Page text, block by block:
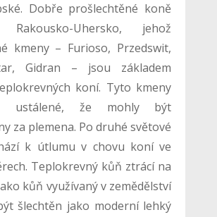
Dobře prošlechtěné koně
Uhersko, jehož
kmeny – Furioso, Przedswit,
Gidran – jsou základem
koní. Tyto kmeny
ustálené, že mohly být
za plemena. Po druhé světové
k útlumu v chovu koní ve
Teplokrevný kůň ztrácí na
kůň využívaný v zemědělství
šlechtěn jako moderní lehký